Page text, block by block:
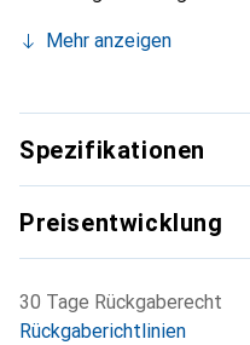
Smartphone. Die Marke
für den anspruchsvollen
Mehr anzeigen
Spezifikationen
Preisentwicklung
30 Tage Rückgaberecht
Rückgaberichtlinien